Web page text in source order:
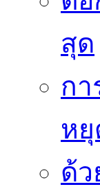
สุด
กา
ห
ด้ว